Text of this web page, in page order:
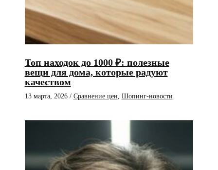
Топ находок до 1000 ₽: полезные
вещи для дома, которые радуют
качеством
13 марта, 2026 / Сравнение цен, Шопинг-новости